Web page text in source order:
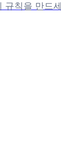
규칙을 만드